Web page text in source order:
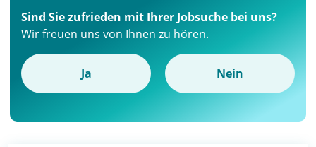
Sind Sie zufrieden mit Ihrer Jobsuche bei uns?
Wir freuen uns von Ihnen zu hören.
Ja Nein